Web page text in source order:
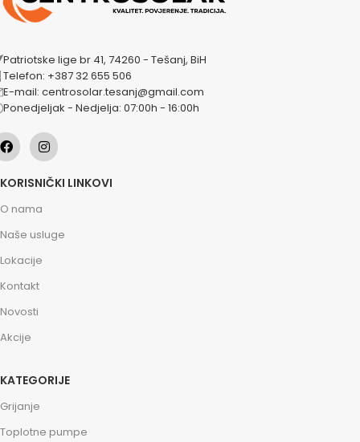
Patriotske lige br 41, 74260 - Tešanj, BiH
Telefon: +387 32 655 506
E-mail: centrosolar.tesanj@gmail.com
Ponedjeljak - Nedjelja: 07:00h - 16:00h
KORISNIČKI LINKOVI
O nama
Naše usluge
Lokacije
Kontakt
Novosti
Akcije
KATEGORIJE
Grijanje
Toplotne pumpe